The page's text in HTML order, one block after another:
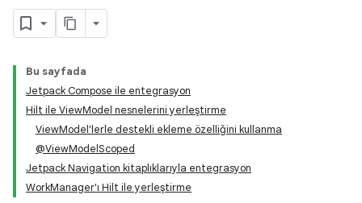
Bu sayfada
Jetpack Compose ile entegrasyon
Hilt ile ViewModel nesnelerini yerleştirme
ViewModel'lerle destekli ekleme özelliğini kullanma
@ViewModelScoped
Jetpack Navigation kitaplıklarıyla entegrasyon
WorkManager'ı Hilt ile yerleştirme